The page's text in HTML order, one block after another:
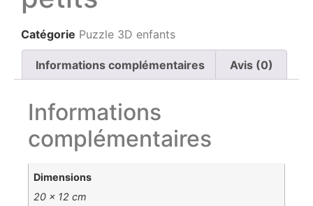
Catégorie Puzzle 3D enfants
Informations complémentaires Avis (0)
Informations
complémentaires
Dimensions
20 × 12 cm